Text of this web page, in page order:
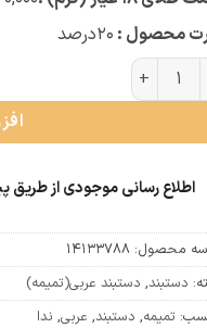
محصول : ۲۰درصد
عربی ندا (کد 3585) عدد
اطلاع رسانی موجودی از طریق
محصول: 14133788
دستبند, دستبند عربی(تمیمه)
تمیمه, دستبند, عربی, ندا